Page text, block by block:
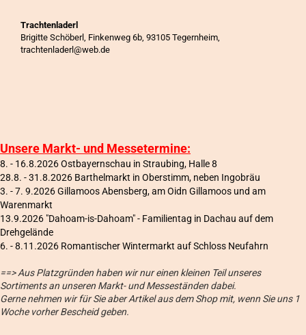
Trachtenladerl
Brigitte Schöberl, Finkenweg 6b, 93105 Tegernheim,
trachtenladerl@web.de
Unsere Markt- und Messetermine:
8. - 16.8.2026 Ostbayernschau in Straubing, Halle 8
28.8. - 31.8.2026 Barthelmarkt in Oberstimm, neben Ingobräu
3. - 7. 9.2026 Gillamoos Abensberg, am Oidn Gillamoos und am
Warenmarkt
13.9.2026 "Dahoam-is-Dahoam" - Familientag in Dachau auf dem
Drehgelände
6. - 8.11.2026 Romantischer Wintermarkt auf Schloss Neufahrn
==> Aus Platzgründen haben wir nur einen kleinen Teil unseres
Sortiments an unseren Markt- und Messeständen dabei.
Gerne nehmen wir für Sie aber Artikel aus dem Shop mit, wenn Sie uns 1
Woche vorher Bescheid geben.